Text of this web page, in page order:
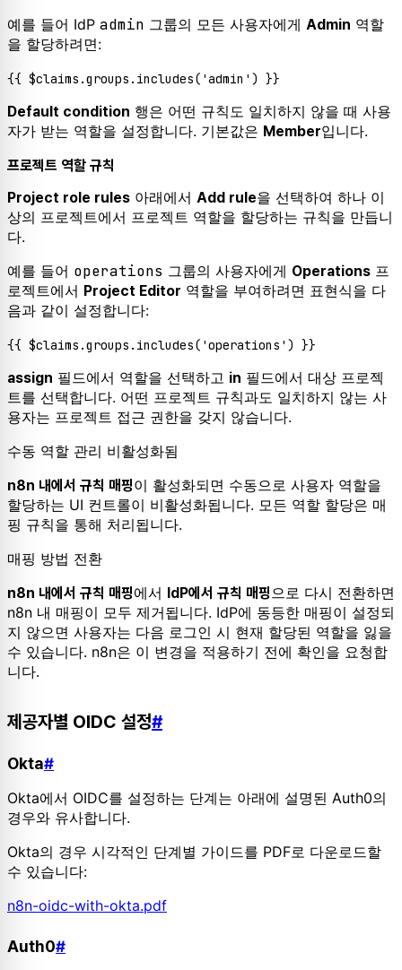
예를 들어 IdP admin 그룹의 모든 사용자에게 Admin 역할
을 할당하려면:
Default condition 행은 어떤 규칙도 일치하지 않을 때 사용
자가 받는 역할을 설정합니다. 기본값은 Member입니다.
프로젝트 역할 규칙
Project role rules 아래에서 Add rule을 선택하여 하나 이
상의 프로젝트에서 프로젝트 역할을 할당하는 규칙을 만듭니
다.
예를 들어 operations 그룹의 사용자에게 Operations 프
로젝트에서 Project Editor 역할을 부여하려면 표현식을 다
음과 같이 설정합니다:
assign 필드에서 역할을 선택하고 in 필드에서 대상 프로젝
트를 선택합니다. 어떤 프로젝트 규칙과도 일치하지 않는 사
용자는 프로젝트 접근 권한을 갖지 않습니다.
수동 역할 관리 비활성화됨
n8n 내에서 규칙 매핑이 활성화되면 수동으로 사용자 역할을
할당하는 UI 컨트롤이 비활성화됩니다. 모든 역할 할당은 매
핑 규칙을 통해 처리됩니다.
매핑 방법 전환
n8n 내에서 규칙 매핑에서 IdP에서 규칙 매핑 으로 다시 전환하면
n8n 내 매핑이 모두 제거됩니다. IdP에 동등한 매핑이 설정되
지 않으면 사용자는 다음 로그인 시 현재 할당된 역할을 잃을
수 있습니다. n8n은 이 변경을 적용하기 전에 확인을 요청합
니다.
제공자별 OIDC 설정#
Okta#
Okta에서 OIDC를 설정하는 단계는 아래에 설명된 Auth0의
경우와 유사합니다.
Okta의 경우 시각적인 단계별 가이드를 PDF로 다운로드할
수 있습니다:
n8n-oidc-with-okta.pdf
Auth0#